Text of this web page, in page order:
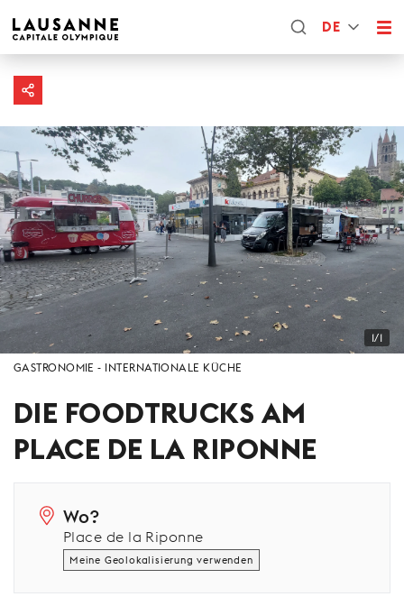
DE
1/1
GASTRONOMIE INTERNATIONALE KÜCHE
DIE FOODTRUCKS AM
PLACE DE LA RIPONNE
Wo?
Place de la Riponne
Meine Geolokalisierung verwenden